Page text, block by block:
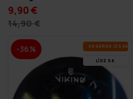
9,90 €
14,90 €
-36% VA­SA­RAS IZ­SKA­ŅA
LĪDZ 9.8.